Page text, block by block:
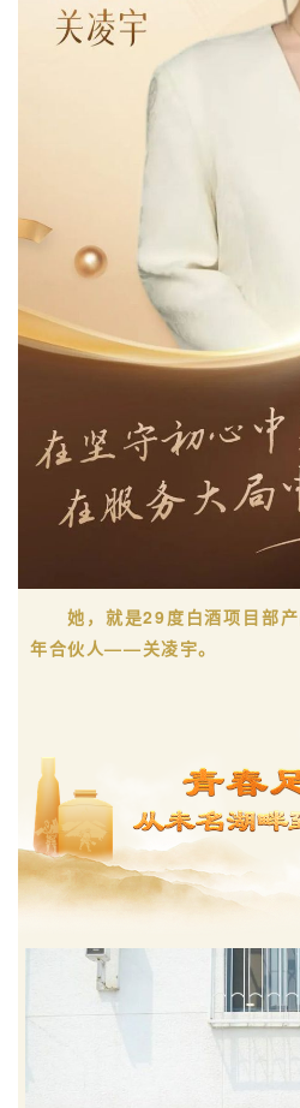
她，就是29度白酒项目部
年合伙人——关凌宇。